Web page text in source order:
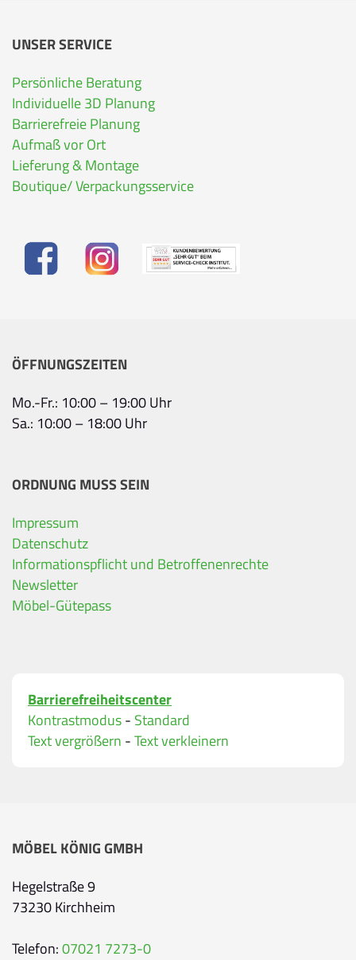
UNSER SERVICE
Persönliche Beratung
Individuelle 3D Planung
Barrierefreie Planung
Aufmaß vor Ort
Lieferung & Montage
Boutique/ Verpackungsservice
ÖFFNUNGSZEITEN
Mo.-Fr.: 10:00 – 19:00 Uhr
Sa.: 10:00 – 18:00 Uhr
ORDNUNG MUSS SEIN
Impressum
Datenschutz
Informationspflicht und Betroffenenrechte
Newsletter
Möbel-Gütepass
Barrierefreiheitscenter
Kontrastmodus- Standard
Text vergrößern -Text verkleinern
MÖBEL KÖNIG GMBH
Hegelstraße 9
73230 Kirchheim
Telefon:07021 7273-0
Ihre Kontaktdaten
Alle mit Stern gekennzeichneten Felder sind
Name
Bitte geben Sie eine gültige E-Mail-Adresse ein.
Telefon*
Datum